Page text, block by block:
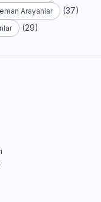
Arayanlar (37)
(29)